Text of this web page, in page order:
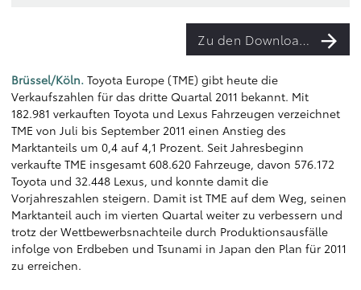
Zu den Downloads
Brüssel/Köln. Toyota Europe (TME) gibt heute die
Verkaufszahlen für das dritte Quartal 2011 bekannt. Mit
182.981 verkauften Toyota und Lexus Fahrzeugen verzeichnet
TME von Juli bis September 2011 einen Anstieg des
Marktanteils um 0,4 auf 4,1 Prozent. Seit Jahresbeginn
verkaufte TME insgesamt 608.620 Fahrzeuge, davon 576.172
Toyota und 32.448 Lexus, und konnte damit die
Vorjahreszahlen steigern. Damit ist TME auf dem Weg, seinen
Marktanteil auch im vierten Quartal weiter zu verbessern und
trotz der Wettbewerbsnachteile durch Produktionsausfälle
infolge von Erdbeben und Tsunami in Japan den Plan für 2011
zu erreichen.